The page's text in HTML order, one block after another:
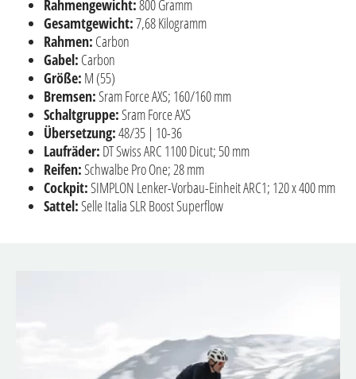
Rahmengewicht:800 Gramm
Gesamtgewicht:7,68 Kilogramm
Rahmen: Carbon
Gabel: Carbon
Größe: M (55)
Bremsen:Sram Force AXS; 160/160 mm
Schaltgruppe:Sram Force AXS
Übersetzung:48/35 | 10-36
Laufräder: DT Swiss ARC 1100 Dicut; 50 mm
Reifen:Schwalbe Pro One; 28 mm
Cockpit:SIMPLON Lenker-Vorbau-Einheit ARC1; 120 x 400 mm
Sattel:Selle Italia SLR Boost Superflow